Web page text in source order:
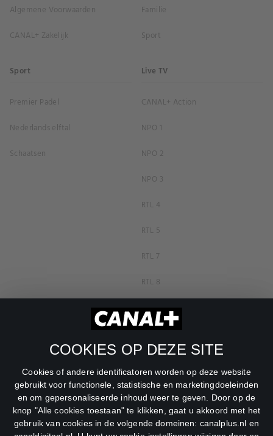
COOKIES OP DEZE SITE
Cookies of andere identificatoren worden op deze website
gebruikt voor functionele, statistische en marketingdoeleinden
en om gepersonaliseerde inhoud weer te geven. Door op de
knop "Alle cookies toestaan" te klikken, gaat u akkoord met het
gebruik van cookies in de volgende domeinen: canalplus.nl en
Algemene Voorwaarden
CANAL+ Zakelijk
Familie
Sport
Sport
Premier Padel
Nederlands elftal
Schaatsen
Live TV
CANAL+ Action
NPO 1
NPO 2
NPO 3
RTL 4
RTL 5
RTL 7
RTL 8
RTL Z
SBS6
Net5
Veronica
DreamWorks Channel